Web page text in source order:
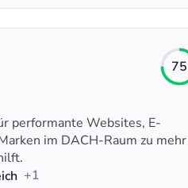
75
performante Websites, E-
im DACH-Raum zu mehr
+1